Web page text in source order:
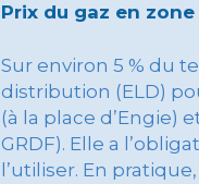
Prix du gaz en zone
Sur environ 5 % du
distribution (ELD)
(à la place d’Engie)
GRDF). Elle a
l’utiliser. En